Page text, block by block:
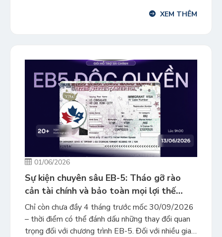
dựng dự án giai đoạn 1 dự kiến sẽ hoàn thành và
XEM THÊM
01/06/2026
Sự kiện chuyên sâu EB-5: Tháo gỡ rào
cản tài chính và bảo toàn mọi lợi thế
trước mốc 30/9/2026
Chỉ còn chưa đầy 4 tháng trước mốc 30/09/2026
– thời điểm có thể đánh dấu những thay đổi quan
trọng đối với chương trình EB-5. Đối với nhiều gia